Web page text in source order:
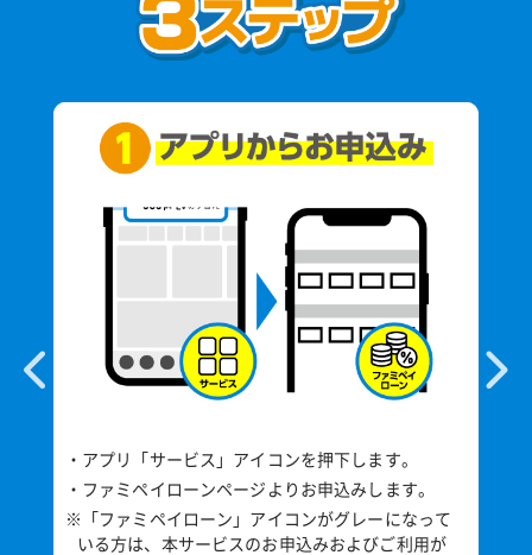
・アプリ「サービス」アイコンを押下します。
・ファミペイローンページよりお申込みします。
※「ファミペイローン」アイコンがグレーになって
いる方は、本サービスのお申込みおよびご利用が